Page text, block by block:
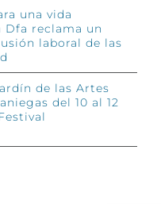
una vida
Dfa reclama un
laboral de las
de las Artes
del 10 al 12